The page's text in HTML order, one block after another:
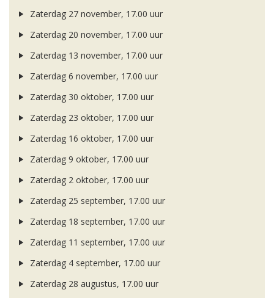
Zaterdag 27 november, 17.00 uur
Zaterdag 20 november, 17.00 uur
Zaterdag 13 november, 17.00 uur
Zaterdag 6 november, 17.00 uur
Zaterdag 30 oktober, 17.00 uur
Zaterdag 23 oktober, 17.00 uur
Zaterdag 16 oktober, 17.00 uur
Zaterdag 9 oktober, 17.00 uur
Zaterdag 2 oktober, 17.00 uur
Zaterdag 25 september, 17.00 uur
Zaterdag 18 september, 17.00 uur
Zaterdag 11 september, 17.00 uur
Zaterdag 4 september, 17.00 uur
Zaterdag 28 augustus, 17.00 uur